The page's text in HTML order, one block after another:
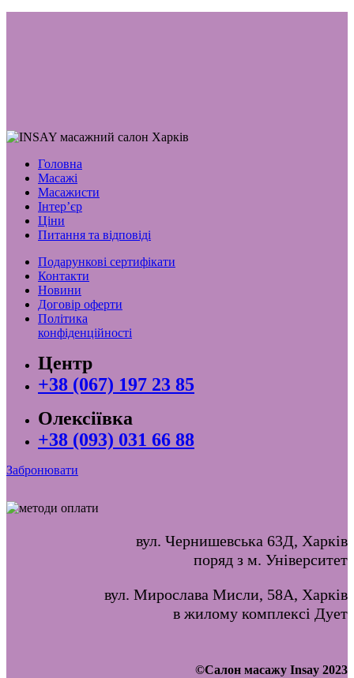
Головна
Масажі
Масажисти
Інтер’єр
Ціни
Питання та відповіді
Подарункові сертифікати
Контакти
Новини
Договір оферти
Політика
конфіденційності
Центр
+38 (067) 197 23 85
Олексіївка
+38 (093) 031 66 88
Забронювати
вул. Чернишевська 63Д, Харків
поряд з м. Університет
вул. Мирослава Мисли, 58А, Харків
в жилому комплексі Дует
©Салон масажу Insay 2023